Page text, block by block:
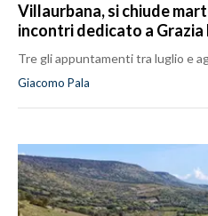
Villaurbana, si chiude
incontri dedicato a Grazia
Tre gli appuntamenti tra luglio e
Giacomo Pala